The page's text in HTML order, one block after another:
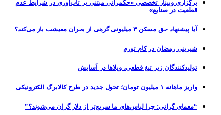
برگزاری وبینار تخصصی «حکمرانی مبتنی بر تاب‌آوری در شرایط عدم
قطعیت در صنایع»
آیا پیشنهاد حق مسکن ۳ میلیونی گرهی از بحران معیشت باز می‌کند؟
شیرینی رمضان در کام تورم
تولیدکنندگان زیر تیغ قطعی، ویلاها در آسایش
واریز ماهانه ۱ میلیون تومان؛ تحول جدید در طرح کالابرگ الکترونیکی
“معمای گرانی: چرا لباس‌های ما سریع‌تر از دلار گران می‌شوند؟”